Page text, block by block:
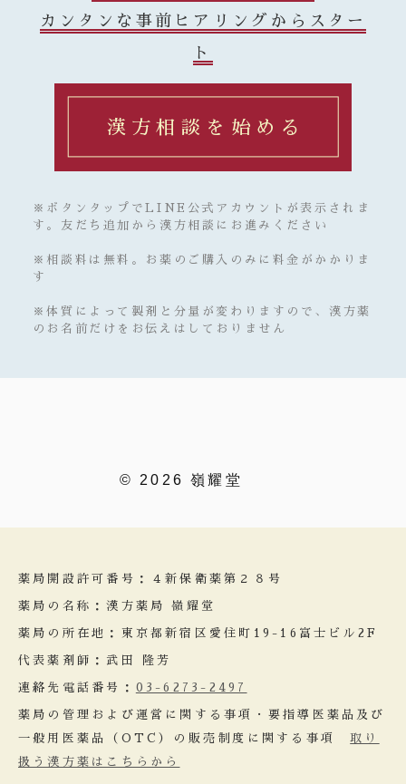
カンタンな事前ヒアリングからスター
ト
漢方相談を始める
※ボタンタップでLINE公式アカウントが表示されま
す。友だち追加から漢方相談にお進みください
※相談料は無料。お薬のご購入のみに料金がかかりま
す
※体質によって製剤と分量が変わりますので、漢方薬
のお名前だけをお伝えはしておりません
© 2026 嶺耀堂
薬局開設許可番号：４新保衛薬第２８号
薬局の名称：漢方薬局 嶺耀堂
薬局の所在地：東京都新宿区愛住町19-16富士ビル2F
代表薬剤師：武田 隆芳
連絡先電話番号： 03-6273-2497
薬局の管理および運営に関する事項・要指導医薬品及び
一般用医薬品（OTC）の販売制度に関する事項取り
扱う漢方薬はこちらから